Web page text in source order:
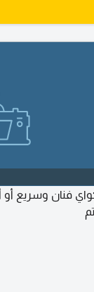
فنان وسريع